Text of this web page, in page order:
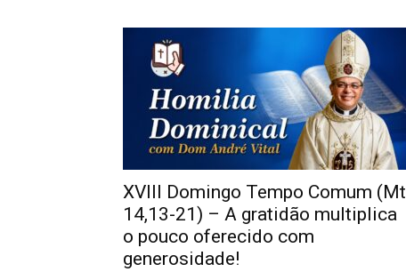
XVIII Domingo Tempo Comum (Mt
14,13-21) – A gratidão multiplica
o pouco oferecido com
generosidade!